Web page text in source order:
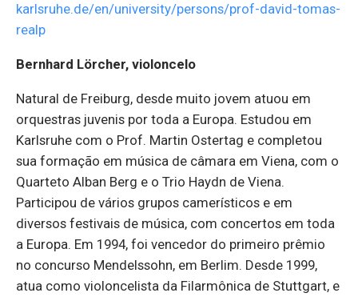
karlsruhe.de/en/university/persons/prof-david-tomas-
realp
Bernhard Lörcher, violoncelo
Natural de Freiburg, desde muito jovem atuou em
orquestras juvenis por toda a Europa. Estudou em
Karlsruhe com o Prof. Martin Ostertag e completou
sua formação em música de câmara em Viena, com o
Quarteto Alban Berg e o Trio Haydn de Viena.
Participou de vários grupos camerísticos e em
diversos festivais de música, com concertos em toda
a Europa. Em 1994, foi vencedor do primeiro prêmio
no concurso Mendelssohn, em Berlim. Desde 1999,
atua como violoncelista da Filarmônica de Stuttgart, e